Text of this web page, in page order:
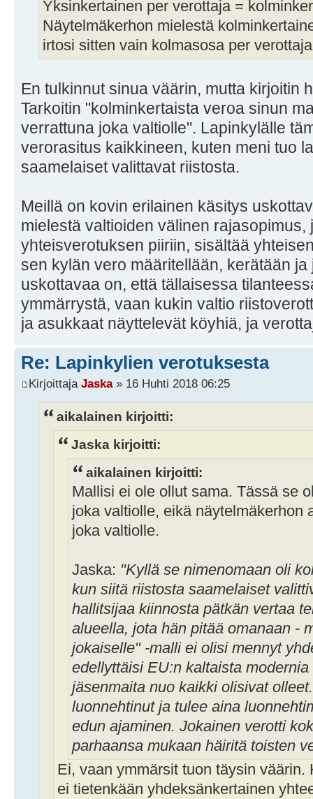
Yksinkertainen per verottaja =
Näytelmäkerhon mielestä
irtosi sitten vain kolmasosa per
En tulkinnut sinua väärin, mutta kirjoitin
Tarkoitin "kolminkertaista veroa sinun
verrattuna joka valtiolle". Lapinkylälle
verorasitus kaikkineen, kuten meni tuo
saamelaiset valittavat riistosta.
Meillä on kovin erilainen käsitys
mielestä valtioiden välinen
yhteisverotuksen piiriin, sisältää
sen kylän vero määritellään, kerätään
uskottavaa on, että tällaisessa
ymmärrystä, vaan kukin valtio
ja asukkaat näyttelevät köyhiä, ja
Re: Lapinkylien verotuksesta
Kirjoittaja Jaska» 16 Huhti 2018 06:25
aikalainen kirjoitti:
Jaska kirjoitti:
aikalainen kirjoitti:
Mallisi ei ole ollut sama. Tässä se
joka valtiolle, eikä näytelmäkerhon
joka valtiolle.
Jaska: "Kyllä se nimenomaan oli
kun siitä riistosta saamelaiset
hallitsijaa kiinnosta pätkän vertaa
alueella, jota hän pitää omanaan -
jokaiselle" -malli ei olisi mennyt
edellyttäisi EU:n kaltaista
jäsenmaita nuo kaikki olisivat
luonnehtinut ja tulee aina
edun ajaminen. Jokainen verotti
parhaansa mukaan häiritä toisten
Ei, vaan ymmärsit tuon täysin väärin.
ei tietenkään yhdeksänkertainen